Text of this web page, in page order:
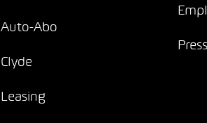
Auto-Abo
Clyde
Leasing